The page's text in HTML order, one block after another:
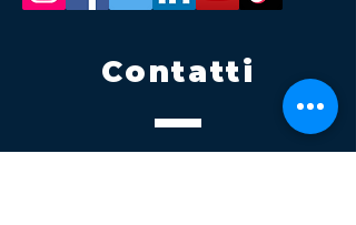
Contatti